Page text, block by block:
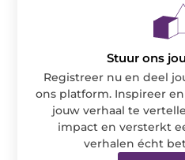
Stuur ons
Registreer nu en deel
ons platform. Inspireer
jouw verhaal te
impact en versterkt
verhalen écht